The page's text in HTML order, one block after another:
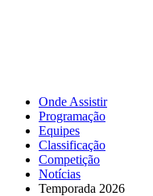
Onde Assistir
Programação
Equipes
Classificação
Competição
Notícias
Temporada 2026